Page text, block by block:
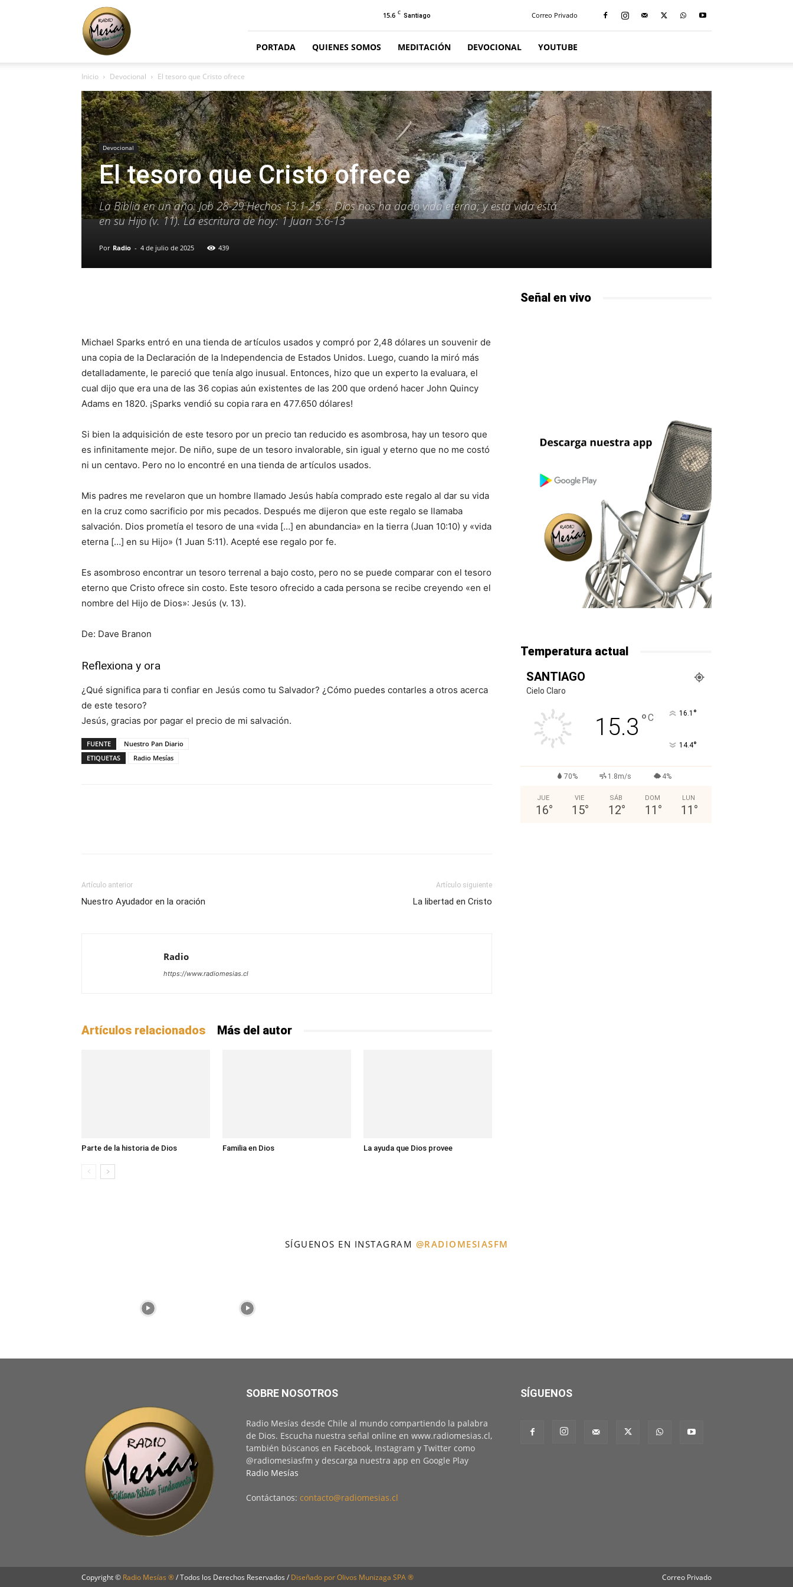
Radio
Mesías
15.6 C Santiago Correo Privado
PORTADA QUIENES SOMOS MEDITACIÓN DEVOCIONAL YOUTUBE
Inicio Devocional El tesoro que Cristo ofrece
Devocional
El tesoro que Cristo ofrece
La Biblia en un año: Job 28-29 Hechos 13:1-25 … Dios nos ha dado vida eterna; y esta vida está
en su Hijo (v. 11). La escritura de hoy: 1 Juan 5:6-13
Por Radio - 4 de julio de 2025 439
Michael Sparks entró en una tienda de artículos usados y compró por 2,48 dólares un souvenir de
una copia de la Declaración de la Independencia de Estados Unidos. Luego, cuando la miró más
detalladamente, le pareció que tenía algo inusual. Entonces, hizo que un experto la evaluara, el
cual dijo que era una de las 36 copias aún existentes de las 200 que ordenó hacer John Quincy
Adams en 1820. ¡Sparks vendió su copia rara en 477.650 dólares!
Si bien la adquisición de este tesoro por un precio tan reducido es asombrosa, hay un tesoro que
es infinitamente mejor. De niño, supe de un tesoro invalorable, sin igual y eterno que no me costó
ni un centavo. Pero no lo encontré en una tienda de artículos usados.
Mis padres me revelaron que un hombre llamado Jesús había comprado este regalo al dar su vida
en la cruz como sacrificio por mis pecados. Después me dijeron que este regalo se llamaba
salvación. Dios prometía el tesoro de una «vida […] en abundancia» en la tierra (Juan 10:10) y «vida
eterna […] en su Hijo» (1 Juan 5:11). Acepté ese regalo por fe.
Es asombroso encontrar un tesoro terrenal a bajo costo, pero no se puede comparar con el tesoro
eterno que Cristo ofrece sin costo. Este tesoro ofrecido a cada persona se recibe creyendo «en el
nombre del Hijo de Dios»: Jesús (v. 13).
De: Dave Branon
Reflexiona y ora
¿Qué significa para ti confiar en Jesús como tu Salvador? ¿Cómo puedes contarles a otros acerca
de este tesoro?
Jesús, gracias por pagar el precio de mi salvación.
FUENTE
Nuestro Pan Diario
ETIQUETAS
Radio Mesías
Artículo anterior
Nuestro Ayudador en la oración
Artículo siguiente
La libertad en Cristo
Radio
https://www.radiomesias.cl
Artículos relacionados Más del autor
Parte de la historia de Dios Familia en Dios La ayuda que Dios provee
Señal en vivo
Temperatura actual
SANTIAGO
Cielo Claro
15.3 °C 16.1 °
14.4°
70% 1.8m/s 4%
JUE
16°
VIE
15°
SÁB
12°
DOM
11 °
LUN
11 °
SÍGUENOS EN INSTAGRAM @RADIOMESIASFM
SOBRE NOSOTROS
Radio Mesías desde Chile al mundo compartiendo la palabra
de Dios. Escucha nuestra señal online en www.radiomesias.cl,
también búscanos en Facebook, Instagram y Twitter como
@radiomesiasfm y descarga nuestra app en Google Play
Radio Mesías
Contáctanos: contacto@radiomesias.cl
SÍGUENOS
Correo Privado
Copyright © Radio Mesías ®/ Todos los Derechos Reservados / Diseñado por Olivos Munizaga SPA ®